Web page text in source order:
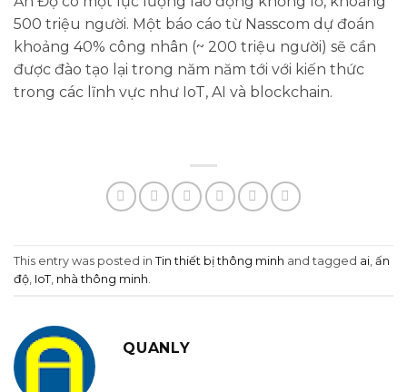
500 triệu người. Một báo cáo từ Nasscom dự đoán
khoảng 40% công nhân (~ 200 triệu người) sẽ cần
được đào tạo lại trong năm năm tới với kiến ​​thức
trong các lĩnh vực như IoT, AI và blockchain.
This entry was posted in Tin thiết bị thông minh and tagged ai ấn
độ IoT, nhà thông minh
QUANLY